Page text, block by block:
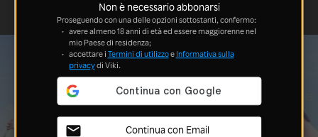
Non è necessario abbonarsi
Proseguendo con una delle opzioni sottostanti, confermo:
avere almeno 18 anni di età ed essere maggiorenne nel
mio Paese di residenza;
accettare i Termini di utilizzoe Informativa sulla
privacydi Viki.
Continua con Email